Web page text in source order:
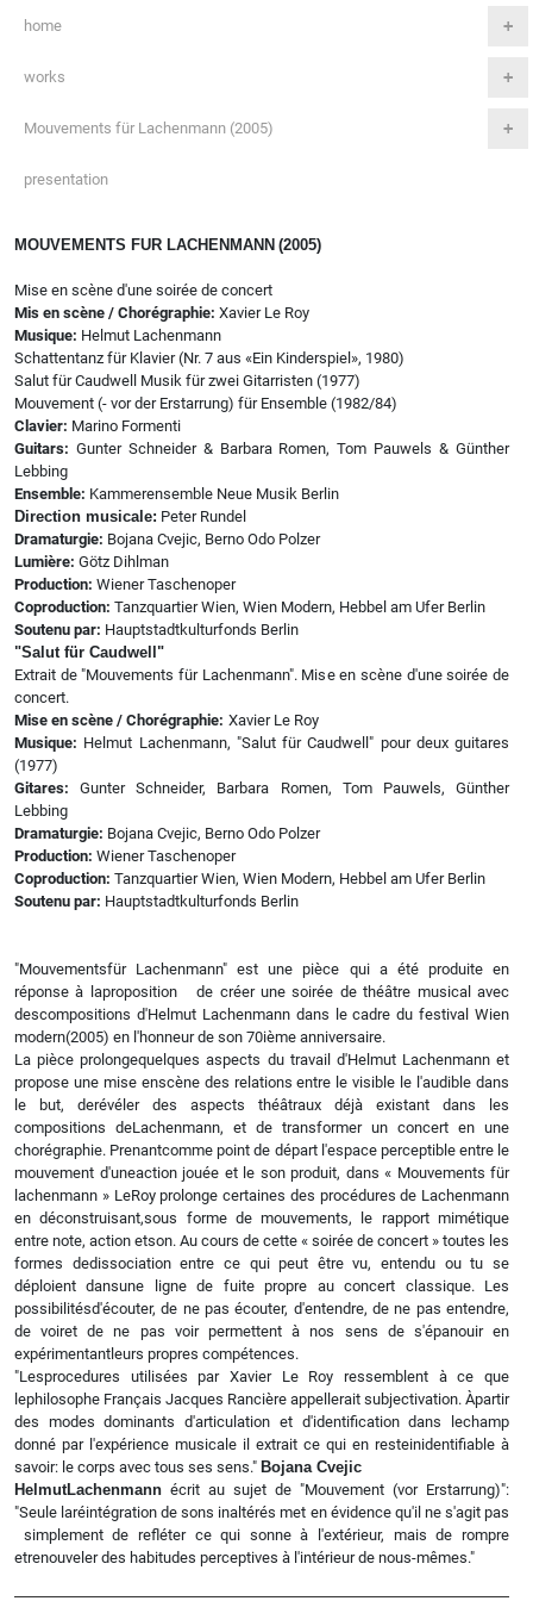
home
works
Mouvements für Lachenmann (2005)
presentation
MOUVEMENTS FUR LACHENMANN (2005)
Mise en scène d'une soirée de concert
Mis en scène / Chorégraphie: Xavier Le Roy
Musique: Helmut Lachenmann
Schattentanz für Klavier (Nr. 7 aus «Ein Kinderspiel», 1980)
Salut für Caudwell Musik für zwei Gitarristen (1977)
Mouvement (- vor der Erstarrung) für Ensemble (1982/84)
Clavier: Marino Formenti
Guitars: Gunter Schneider & Barbara Romen, Tom Pauwels & Günther
Lebbing
Ensemble: Kammerensemble Neue Musik Berlin
Direction musicale: Peter Rundel
Dramaturgie: Bojana Cvejic, Berno Odo Polzer
Lumière: Götz Dihlman
Production: Wiener Taschenoper
Coproduction: Tanzquartier Wien, Wien Modern, Hebbel am Ufer Berlin
Soutenu par: Hauptstadtkulturfonds Berlin
"Salut für Caudwell"
Extrait de "Mouvements für Lachenmann". Mise en scène d'une soirée de
concert.
Mise en scène / Chorégraphie: Xavier Le Roy
Musique: Helmut Lachenmann, "Salut für Caudwell" pour deux guitares
(1977)
Gitares: Gunter Schneider, Barbara Romen, Tom Pauwels, Günther
Lebbing
Dramaturgie: Bojana Cvejic, Berno Odo Polzer
Production: Wiener Taschenoper
Coproduction: Tanzquartier Wien, Wien Modern, Hebbel am Ufer Berlin
Soutenu par: Hauptstadtkulturfonds Berlin
"Mouvementsfür Lachenmann" est une pièce qui a été produite en
réponse à laproposition de créer une soirée de théâtre musical avec
descompositions d'Helmut Lachenmann dans le cadre du festival Wien
modern(2005) en l'honneur de son 70ième anniversaire.
La pièce prolongequelques aspects du travail d'Helmut Lachenmann et
propose une mise enscène des relations entre le visible le l'audible dans
le but, derévéler des aspects théâtraux déjà existant dans les
compositions deLachenmann, et de transformer un concert en une
chorégraphie. Prenantcomme point de départ l'espace perceptible entre le
mouvement d'uneaction jouée et le son produit, dans « Mouvements für
lachenmann » LeRoy prolonge certaines des procédures de Lachenmann
en déconstruisant,sous forme de mouvements, le rapport mimétique
entre note, action etson. Au cours de cette « soirée de concert » toutes les
formes dedissociation entre ce qui peut être vu, entendu ou tu se
déploient dansune ligne de fuite propre au concert classique. Les
possibilitésd'écouter, de ne pas écouter, d'entendre, de ne pas entendre,
de voiret de ne pas voir permettent à nos sens de s'épanouir en
expérimentantleurs propres compétences.
"Lesprocedures utilisées par Xavier Le Roy ressemblent à ce que
lephilosophe Français Jacques Rancière appellerait subjectivation. Àpartir
des modes dominants d'articulation et d'identification dans lechamp
donné par l'expérience musicale il extrait ce qui en resteinidentifiable à
savoir: le corps avec tous ses sens." Bojana Cvejic
HelmutLachenmann écrit au sujet de "Mouvement (vor Erstarrung)":
"Seule laréintégration de sons inaltérés met en évidence qu'il ne s'agit pas
simplement de refléter ce qui sonne à l'extérieur, mais de rompre
etrenouveler des habitudes perceptives à l'intérieur de nous-mêmes."